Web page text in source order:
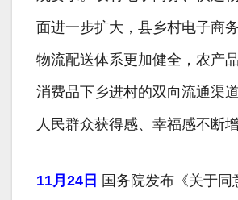
面进一步扩大，县乡村电子商
物流配送体系更加健全，农产品
消费品下乡进村的双向流通渠
人民群众获得感、幸福感不断增
11月24日 国务院发布《关于同